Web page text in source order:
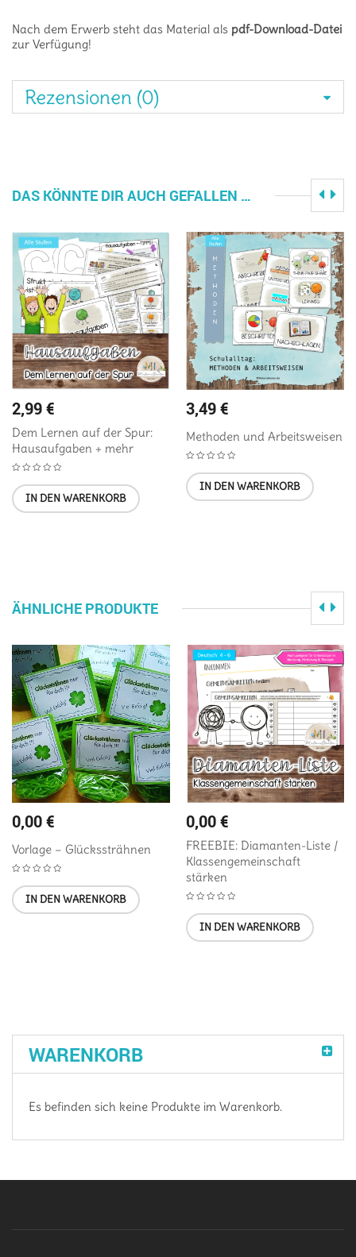
Nach dem Erwerb steht das Material als pdf-Download-Datei
zur Verfügung!
Rezensionen (0)
DAS KÖNNTE DIR AUCH GEFALLEN …
2,99€
Dem Lernen auf der Spur:
Hausaufgaben + mehr
IN DEN WARENKORB
3,49€
Methoden und Arbeitsweisen
IN DEN WARENKORB
ÄHNLICHE PRODUKTE
0,00€
Vorlage – Glückssträhnen
IN DEN WARENKORB
0,00€
FREEBIE: Diamanten-Liste /
Klassengemeinschaft
stärken
IN DEN WARENKORB
WARENKORB
Es befinden sich keine Produkte im Warenkorb.